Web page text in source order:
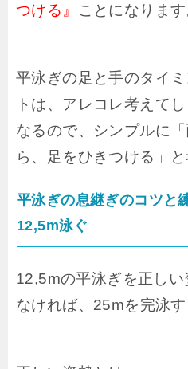
つける』
ことになります
平泳ぎの足と手のタイ
トは、 アレコレ考えて
なるので、シンプルに
ら、足をひきつける」
平泳ぎの息継ぎのコツと
12,5m泳ぐ
12,5mの平泳ぎを正し
なければ、25mを完泳